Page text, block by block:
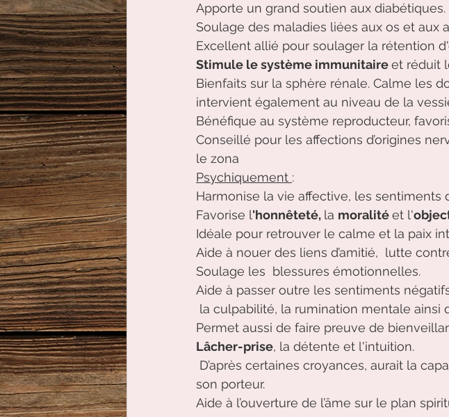
Apporte un grand soutien aux diabétiques.
Soulage des maladies liées aux os et aux
Excellent allié pour soulager la rétention
Stimule le système immunitaire et réduit
Bienfaits sur la sphère rénale. Calme les
intervient également au niveau de la
Bénéfique au système reproducteur,
Conseillé pour les affections d’origines
le zona
Psychiquement :
Harmonise la vie affective, les sentiments
Favorise l'honnêteté, la moralité et l'
Idéale pour retrouver le calme et la paix
Aide à nouer des liens d’amitié,  lutte
Soulage les  blessures émotionnelles.
Aide à passer outre les sentiments
la culpabilité, la rumination mentale ainsi
Permet aussi de faire preuve de
Lâcher-prise, la détente et l'intuition.
son porteur.
Aide à l’ouverture de l’âme sur le plan